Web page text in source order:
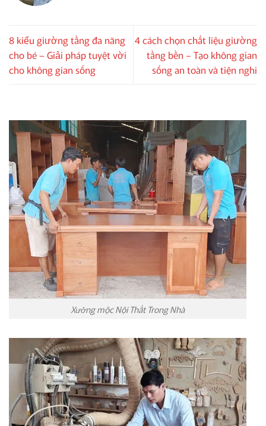
8 kiểu giường tầng đa năng
cho bé – Giải pháp tuyệt vời
cho không gian sống
4 cách chọn chất liệu giường
tầng bền – Tạo không gian
sống an toàn và tiện nghi
Xưởng mộc Nội Thất Trong Nhà